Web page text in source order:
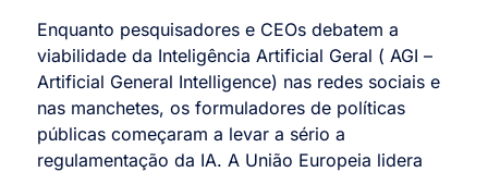
Enquanto pesquisadores e CEOs debatem a
viabilidade da Inteligência Artificial Geral ( AGI –
Artificial General Intelligence) nas redes sociais e
nas manchetes, os formuladores de políticas
públicas começaram a levar a sério a
regulamentação da IA. A União Europeia lidera